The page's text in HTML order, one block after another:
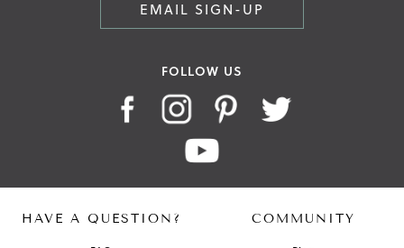
EMAIL SIGN-UP
FOLLOW US
HAVE A QUESTION? COMMUNITY